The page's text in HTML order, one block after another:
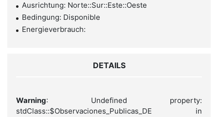
Ausrichtung: Norte::Sur::Este::Oeste
Bedingung: Disponible
Energieverbrauch:
DETAILS
Warning: Undefined property:
stdClass::$Observaciones_Publicas_DE in